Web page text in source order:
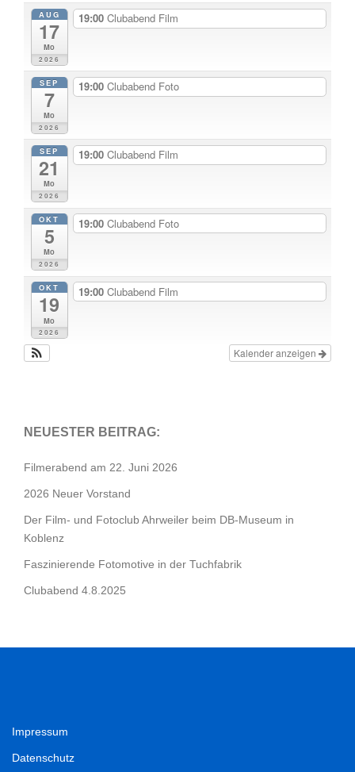
AUG
17
Mo
2026
19:00 Clubabend Film
SEP
7
Mo
2026
19:00 Clubabend Foto
SEP
21
Mo
2026
19:00 Clubabend Film
OKT
5
Mo
2026
19:00 Clubabend Foto
OKT
19
Mo
2026
19:00 Clubabend Film
Kalender anzeigen
NEUESTER BEITRAG:
Filmerabend am 22. Juni 2026
2026 Neuer Vorstand
Der Film- und Fotoclub Ahrweiler beim DB-Museum in
Koblenz
Faszinierende Fotomotive in der Tuchfabrik
Clubabend 4.8.2025
Impressum
Datenschutz